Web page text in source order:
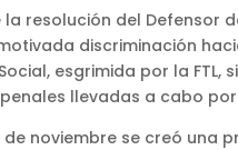
resolución del Defensor
discriminación
esgrimida por la
llevadas a cabo por
de noviembre se creó una